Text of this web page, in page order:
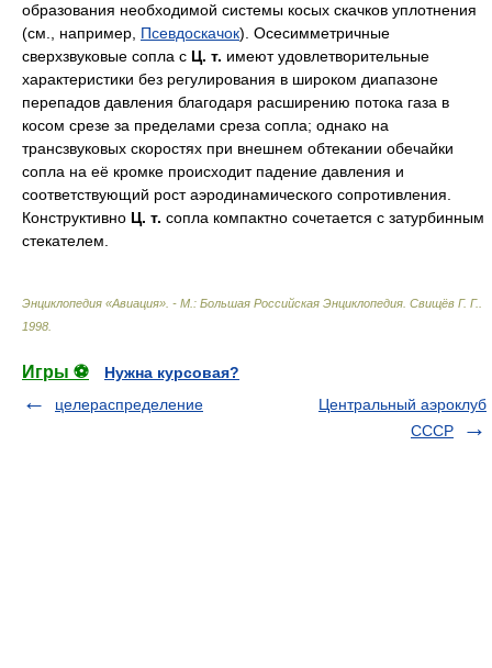
образования необходимой системы косых скачков уплотнения
(см., например, Псевдоскачок). Осесимметричные
сверхзвуковые сопла с Ц. т. имеют удовлетворительные
характеристики без регулирования в широком диапазоне
перепадов давления благодаря расширению потока газа в
косом срезе за пределами среза сопла; однако на
трансзвуковых скоростях при внешнем обтекании обечайки
сопла на её кромке происходит падение давления и
соответствующий рост аэродинамического сопротивления.
Конструктивно Ц. т. сопла компактно сочетается с затурбинным
стекателем.
Энциклопедия «Авиация». - М.: Большая Российская Энциклопедия Свищёв Г. Г.
1998
Игры ⚽
Нужна курсовая?
целераспределение
Центральный аэроклуб
СССР